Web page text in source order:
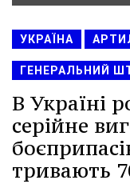
УКРАЇНА
ГЕНЕРАЛЬНИЙ
В Україні
серійне
тривають